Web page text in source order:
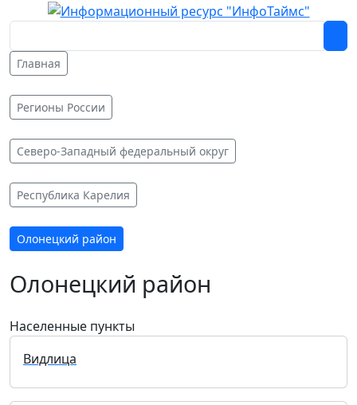
Главная
Регионы России
Северо-Западный федеральный округ
Республика Карелия
Олонецкий район
Олонецкий район
Населенные пункты
Видлица